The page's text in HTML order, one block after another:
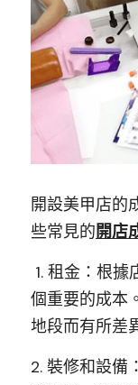
開設美甲店的
些常見的開店
個重要的成本
地段而有所差
2. 裝修和設備